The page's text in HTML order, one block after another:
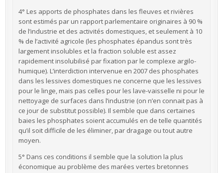
4° Les apports de phosphates dans les fleuves et rivières
sont estimés par un rapport parlementaire originaires à 90 %
de l’industrie et des activités domestiques, et seulement à 10
% de l’activité agricole (les phosphates épandus sont très
largement insolubles et la fraction soluble est assez
rapidement insolubilisé par fixation par le complexe argilo-
humique). L’interdiction intervenue en 2007 des phosphates
dans les lessives domestiques ne concerne que les lessives
pour le linge, mais pas celles pour les lave-vaisselle ni pour le
nettoyage de surfaces dans l’industrie (on n’en connait pas à
ce jour de substitut possible). Il semble que dans certaines
baies les phosphates soient accumulés en de telle quantités
qu’il soit difficile de les éliminer, par dragage ou tout autre
moyen.
5° Dans ces conditions il semble que la solution la plus
économique au problème des marées vertes bretonnes